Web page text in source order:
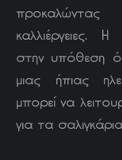
καλλιέργειες.
στην υπόθεση
μιας ήπιας
μπορεί να
για τα